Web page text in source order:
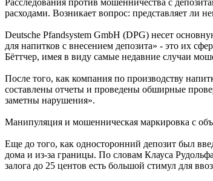
расходами. Возникает вопрос: представляет ли
Deutsche Pfandsystem GmbH (DPG) несет
для напитков с внесением депозита» - это их
Бёттчер, имея в виду самые недавние случаи
После того, как компания по производству
составлены отчеты и проведены обширные
заметны нарушения».
Манипуляция и мошенническая маркировка с
Еще до того, как односторонний депозит был
дома и из-за границы. По словам Клауса
залога до 25 центов есть большой стимул для